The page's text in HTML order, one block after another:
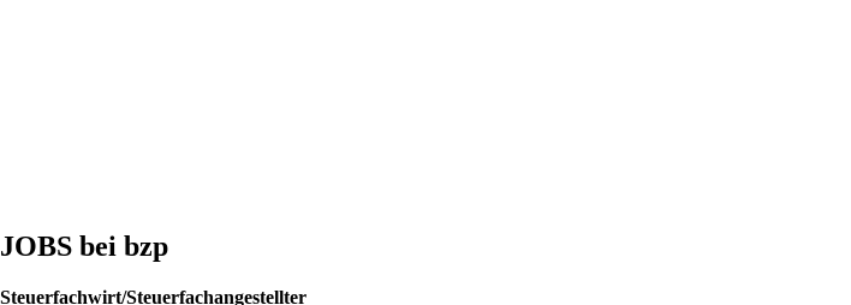
JOBS bei bzp
Steuerfachwirt/Steuerfachangestellter